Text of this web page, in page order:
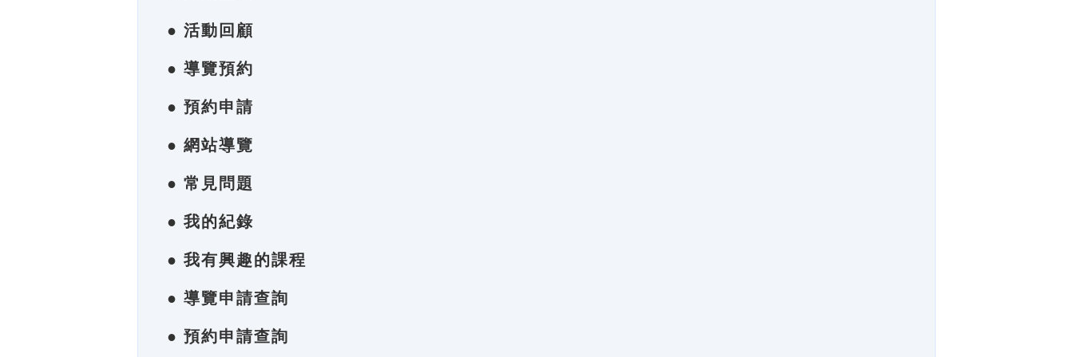
● 活動回顧
● 導覽預約
● 預約申請
● 網站導覽
● 常見問題
● 我的紀錄
● 我有興趣的課程
● 導覽申請查詢
● 預約申請查詢